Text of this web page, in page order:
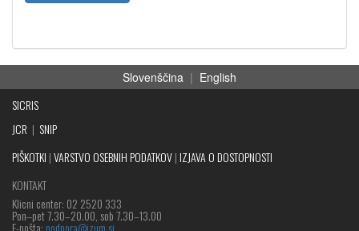
Slovenščina | English
SICRIS
JCR | SNIP
PIŠKOTKI |VARSTVO OSEBNIH PODATKOV| IZJAVA O DOSTOPNOSTI
KONTAKT
Klicni center: 02 2520 333
Pon‒pet 7.30–20.00, sob 7.30–13.00
E-pošta: podpora@izum.si